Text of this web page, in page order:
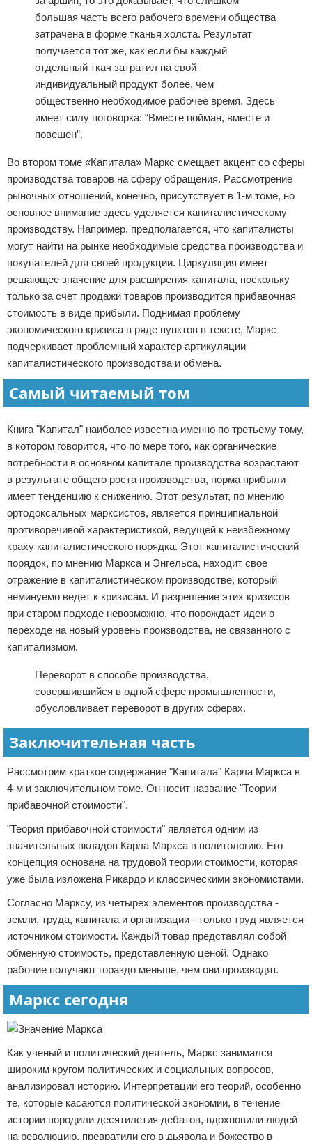
большая часть всего рабочего времени общества
затрачена в форме тканья холста. Результат
получается тот же, как если бы каждый
отдельный ткач затратил на свой
индивидуальный продукт более, чем
общественно необходимое рабочее время. Здесь
имеет силу поговорка: “Вместе пойман, вместе и
повешен”.
Во втором томе «Капитала» Маркс смещает акцент со сферы
производства товаров на сферу обращения. Рассмотрение
рыночных отношений, конечно, присутствует в 1-м томе, но
основное внимание здесь уделяется капиталистическому
производству. Например, предполагается, что капиталисты
могут найти на рынке необходимые средства производства и
покупателей для своей продукции. Циркуляция имеет
решающее значение для расширения капитала, поскольку
только за счет продажи товаров производится прибавочная
стоимость в виде прибыли. Поднимая проблему
экономического кризиса в ряде пунктов в тексте, Маркс
подчеркивает проблемный характер артикуляции
капиталистического производства и обмена.
Самый читаемый том
Книга "Капитал" наиболее известна именно по третьему тому,
в котором говорится, что по мере того, как органические
потребности в основном капитале производства возрастают
в результате общего роста производства, норма прибыли
имеет тенденцию к снижению. Этот результат, по мнению
ортодоксальных марксистов, является принципиальной
противоречивой характеристикой, ведущей к неизбежному
краху капиталистического порядка. Этот капиталистический
порядок, по мнению Маркса и Энгельса, находит свое
отражение в капиталистическом производстве, который
неминуемо ведет к кризисам. И разрешение этих кризисов
при старом подходе невозможно, что порождает идеи о
переходе на новый уровень производства, не связанного с
капитализмом.
Переворот в способе производства,
совершившийся в одной сфере промышленности,
обусловливает переворот в других сферах.
Заключительная часть
Рассмотрим краткое содержание "Капитала" Карла Маркса в
4-м и заключительном томе. Он носит название "Теории
прибавочной стоимости".
"Теория прибавочной стоимости" является одним из
значительных вкладов Карла Маркса в политологию. Его
концепция основана на трудовой теории стоимости, которая
уже была изложена Рикардо и классическими экономистами.
Согласно Марксу, из четырех элементов производства -
земли, труда, капитала и организации - только труд является
источником стоимости. Каждый товар представлял собой
обменную стоимость, представленную ценой. Однако
рабочие получают гораздо меньше, чем они производят.
Маркс сегодня
Как ученый и политический деятель, Маркс занимался
широким кругом политических и социальных вопросов,
анализировал историю. Интерпретации его теорий, особенно
те, которые касаются политической экономии, в течение
истории породили десятилетия дебатов, вдохновили людей
на революцию, превратили его в дьявола и божество в